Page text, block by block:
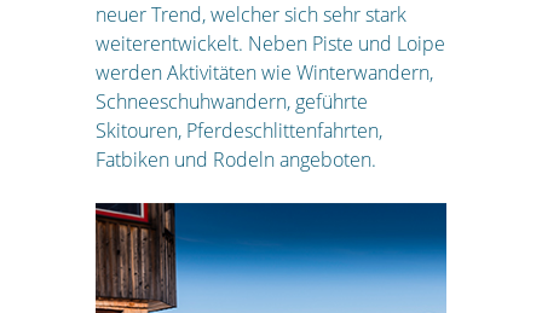
neuer Trend, welcher sich sehr stark
weiterentwickelt. Neben Piste und Loipe
werden Aktivitäten wie Winterwandern,
Schneeschuhwandern, geführte
Skitouren, Pferdeschlittenfahrten,
Fatbiken und Rodeln angeboten.